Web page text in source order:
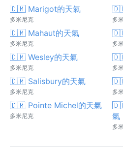
🇩🇲 Marigot的天氣
多米尼克 多
🇩🇲 Mahaut的天氣
多米尼克 多
🇩🇲 Wesley的天氣
多米尼克 多
🇩🇲 Salisbury的天氣
多米尼克 多
🇩🇲 Pointe Michel的天氣
多米尼克
氣
多